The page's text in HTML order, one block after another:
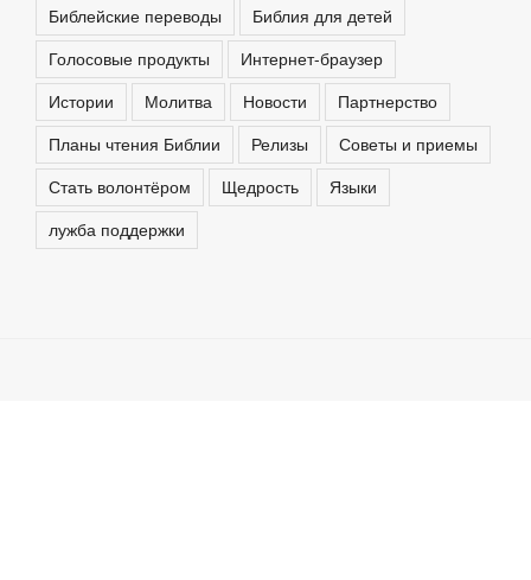
Библейские переводы
Библия для детей
Голосовые продукты
Интернет-браузер
Истории
Молитва Новости
Партнерство
Планы чтения Библии
Релизы
Советы и приемы
Стать волонтёром
Щедрость
Языки
лужба поддержки